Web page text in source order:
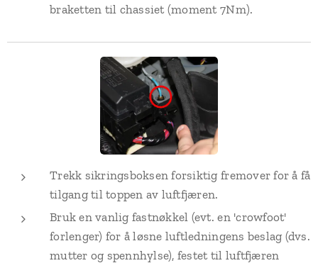
braketten til chassiet (moment 7Nm).
Trekk sikringsboksen forsiktig fremover for å få
tilgang til toppen av luftfjæren.
Bruk en vanlig fastnøkkel (evt. en 'crowfoot'
forlenger) for å løsne luftledningens beslag (dvs.
mutter og spennhylse), festet til luftfjæren